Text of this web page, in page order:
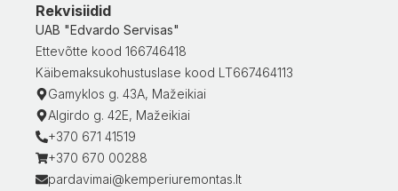
Rekvisiidid
UAB "Edvardo Servisas"
Ettevõtte kood 166746418
Käibemaksukohustuslase kood LT667464113
Gamyklos g. 43A, Mažeikiai
Algirdo g. 42E, Mažeikiai
+370 671 41519
+370 670 00288
pardavimai@kemperiuremontas.lt